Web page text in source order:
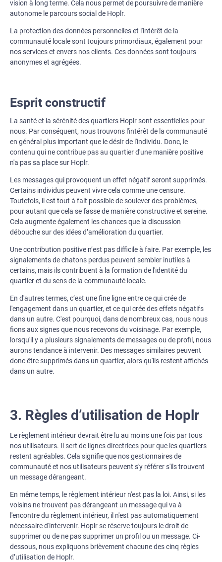
vision à long terme. Cela nous permet de poursuivre de manière
autonome le parcours social de Hoplr.
La protection des données personnelles et l'intérêt de la
communauté locale sont toujours primordiaux, également pour
nos services et envers nos clients. Ces données sont toujours
anonymes et agrégées.
Esprit constructif
La santé et la sérénité des quartiers Hoplr sont essentielles pour
nous. Par conséquent, nous trouvons l'intérêt de la communauté
en général plus important que le désir de l'individu. Donc, le
contenu qui ne contribue pas au quartier d'une manière positive
n'a pas sa place sur Hoplr.
Les messages qui provoquent un effet négatif seront supprimés.
Certains individus peuvent vivre cela comme une censure.
Toutefois, il est tout à fait possible de soulever des problèmes,
pour autant que cela se fasse de manière constructive et sereine.
Cela augmente également les chances que la discussion
débouche sur des idées d’amélioration du quartier.
Une contribution positive n’est pas difficile à faire. Par exemple, les
signalements de chatons perdus peuvent sembler inutiles à
certains, mais ils contribuent à la formation de l'identité du
quartier et du sens de la communauté locale.
En d'autres termes, c’est une fine ligne entre ce qui crée de
l'engagement dans un quartier, et ce qui crée des effets négatifs
dans un autre. C'est pourquoi, dans de nombreux cas, nous nous
fions aux signes que nous recevons du voisinage. Par exemple,
lorsqu'il y a plusieurs signalements de messages ou de profil, nous
aurons tendance à intervenir. Des messages similaires peuvent
donc être supprimés dans un quartier, alors qu'ils restent affichés
dans un autre.
3. Règles d’utilisation de Hoplr
Le règlement intérieur devrait être lu au moins une fois par tous
nos utilisateurs. Il sert de lignes directrices pour que les quartiers
restent agréables. Cela signifie que nos gestionnaires de
communauté et nos utilisateurs peuvent s'y référer s'ils trouvent
un message dérangeant.
En même temps, le règlement intérieur n'est pas la loi. Ainsi, si les
voisins ne trouvent pas dérangeant un message qui va à
l'encontre du règlement intérieur, il n'est pas automatiquement
nécessaire d'intervenir. Hoplr se réserve toujours le droit de
supprimer ou de ne pas supprimer un profil ou un message. Ci-
dessous, nous expliquons brièvement chacune des cinq règles
d’utilisation de Hoplr.